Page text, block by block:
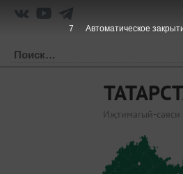
Иҗтимагый-сәяси
7 Автоматическое